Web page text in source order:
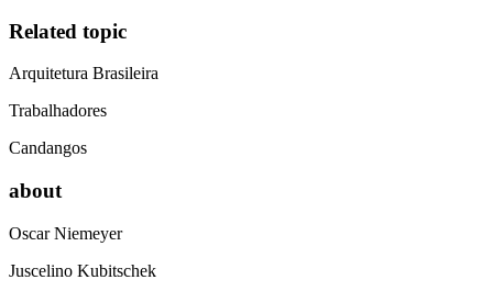
Related topic
Arquitetura Brasileira
Trabalhadores
Candangos
about
Oscar Niemeyer
Juscelino Kubitschek